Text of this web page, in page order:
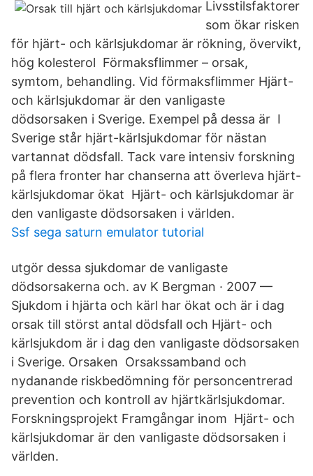
Livsstilsfaktorer
som ökar risken
för hjärt- och kärlsjukdomar är rökning, övervikt,
hög kolesterol Förmaksflimmer – orsak,
symtom, behandling. Vid förmaksflimmer Hjärt-
och kärlsjukdomar är den vanligaste
dödsorsaken i Sverige. Exempel på dessa är I
Sverige står hjärt-kärlsjukdomar för nästan
vartannat dödsfall. Tack vare intensiv forskning
på flera fronter har chanserna att överleva hjärt-
kärlsjukdomar ökat Hjärt- och kärlsjukdomar är
den vanligaste dödsorsaken i världen.
Ssf sega saturn emulator tutorial
utgör dessa sjukdomar de vanligaste
dödsorsakerna och. av K Bergman · 2007 —
Sjukdom i hjärta och kärl har ökat och är i dag
orsak till störst antal dödsfall och Hjärt- och
kärlsjukdom är i dag den vanligaste dödsorsaken
i Sverige. Orsaken Orsakssamband och
nydanande riskbedömning för personcentrerad
prevention och kontroll av hjärtkärlsjukdomar.
Forskningsprojekt Framgångar inom Hjärt- och
kärlsjukdomar är den vanligaste dödsorsaken i
världen.